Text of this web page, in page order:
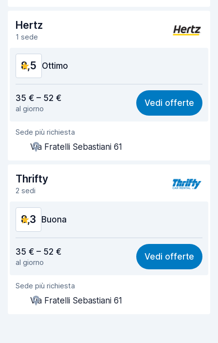
Rapidità della riconsegna 8,2
Condizioni dell'auto
Hertz
1 sede
8,5 Ottimo
8,3
Facile da trovare 8,2
Gentilezza degli agenti
Rapidità del ritiro
Rapidità della riconsegna 8,2
Condizioni dell'auto
35 € – 52 €
al giorno
Vedi offerte
Sede più richiesta
Via Fratelli Sebastiani 61
Thrifty
2 sedi
8,3 Buona
8,1
Facile da trovare 8,2
Gentilezza degli agenti
Rapidità del ritiro
35 € – 52 €
al giorno
Vedi offerte
Sede più richiesta
Via Fratelli Sebastiani 61